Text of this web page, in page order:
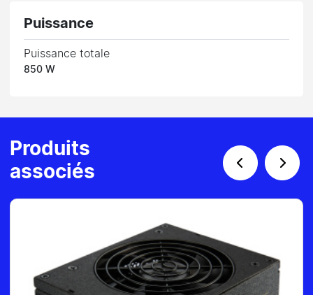
Puissance
Puissance totale
850 W
Produits
associés